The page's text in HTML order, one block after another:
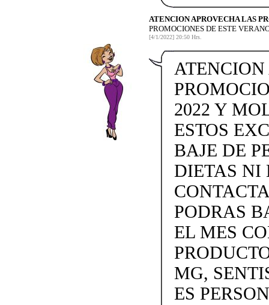
ATENCION APROVECHA LAS
PROMOCIONES DE ESTE
[4/1/2022] 20:50 Hrs.
2022 Y
ESTOS
BAJE DE
DIETAS NI
PODRAS
EL MES
MG,
ES